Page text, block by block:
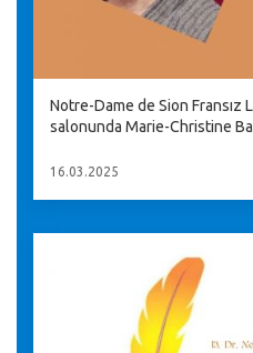
Notre-Dame de Sion Fransız
salonunda Marie-Christine
16.03.2025